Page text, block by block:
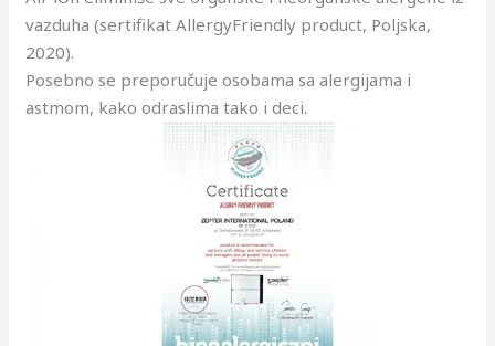
vazduha (sertifikat AllergyFriendly product, Poljska,
2020).
Posebno se preporučuje osobama sa alergijama i
astmom, kako odraslima tako i deci.